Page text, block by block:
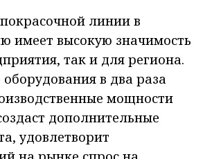
линии в
имеет высокую значимость
так и для региона.
оборудования в два раза
мощности
дополнительные
удовлетворит